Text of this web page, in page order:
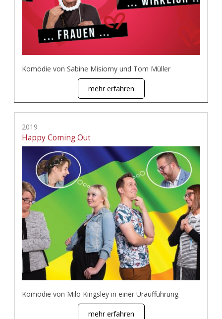
Komödie von Sabine Misiorny und Tom Müller
mehr erfahren
2019
Happy Coming Out
Komödie von Milo Kingsley in einer Uraufführung
mehr erfahren